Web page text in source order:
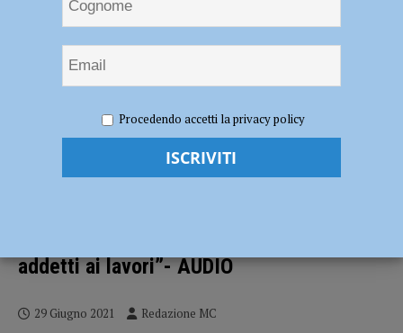
ospite l’Associazione Tempus Fugit Percussion: “Cultura da diffondere,
non solo per addetti ai lavori”- AUDIO
Volontariato in Onda, ospite
addetti ai lavori”- AUDIO
29 Giugno 2021 Redazione MC
Procedendo accetti la privacy policy